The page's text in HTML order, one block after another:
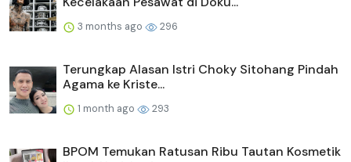
3 months ago 296
Terungkap Alasan Istri Choky Sitohang Pindah
Agama ke Kriste...
1 month ago 293
BPOM Temukan Ratusan Ribu Tautan Kosmetik